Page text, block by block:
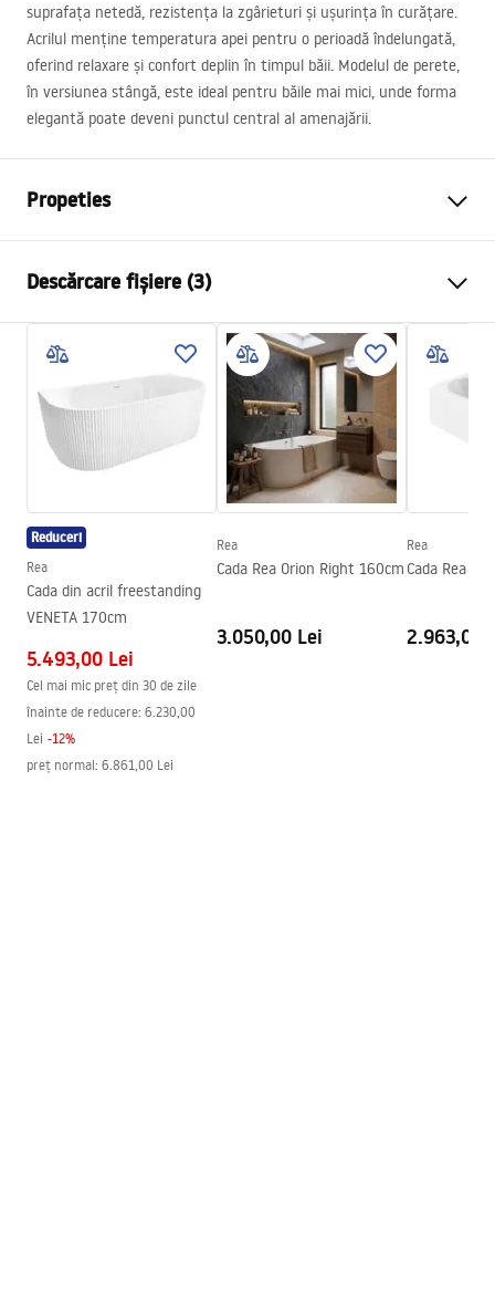
suprafața netedă, rezistența la zgârieturi și ușurința în curățare.
Acrilul menține temperatura apei pentru o perioadă îndelungată,
oferind relaxare și confort deplin în timpul băii. Modelul de perete,
în versiunea stângă, este ideal pentru băile mai mici, unde forma
elegantă poate deveni punctul central al amenajării.
Propeties
Culoare
Material
Acrilic
Lungime
1700mm
Latime
800mm
Inalime
575mm
Parte de montaj
Stânga
Da
Garantie
Descărcare fișiere (3)
Instrukcja_wanien_naro__nych.pdf
Informații de siguranță
WARUNKI_BEZPIECZENSTWA_WANNY.pdf
Condiții de garanție
Warranty_Terms_and_Conditions_Bathtubs.pdf
Reduceri
Rea
Cada din acril freestanding
VENETA 170cm
5.493,00 Lei
Cel mai mic preț din 30 de zile
înainte de reducere: 6.230,00
Lei -12%
preț normal: 6.861,00 Lei
Rea
Cada Rea Orion Right 160cm
3.050,00 Lei
Rea
Cada Rea
2.963,00